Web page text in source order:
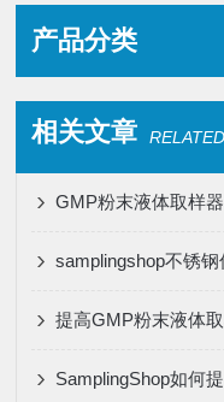
产品分类
相关文章
GMP粉末液体取样
samplingshop不锈
提高GMP粉末液体
SamplingShop如何